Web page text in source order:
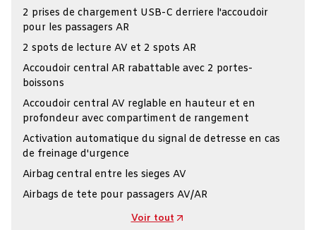
2 prises de chargement USB-C derriere l'accoudoir
pour les passagers AR
2 spots de lecture AV et 2 spots AR
Accoudoir central AR rabattable avec 2 portes-
boissons
Accoudoir central AV reglable en hauteur et en
profondeur avec compartiment de rangement
Activation automatique du signal de detresse en cas
de freinage d'urgence
Airbag central entre les sieges AV
Airbags de tete pour passagers AV/AR
Voir tout